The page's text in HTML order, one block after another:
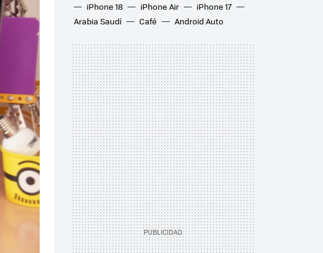
iPhone 18
iPhone Air
iPhone 17
Arabia Saudí
Café Android Auto